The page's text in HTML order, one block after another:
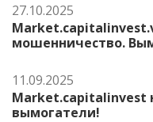
27.10.2025
мошенничество.
11.09.2025
Market.capitalinvest
вымогатели!